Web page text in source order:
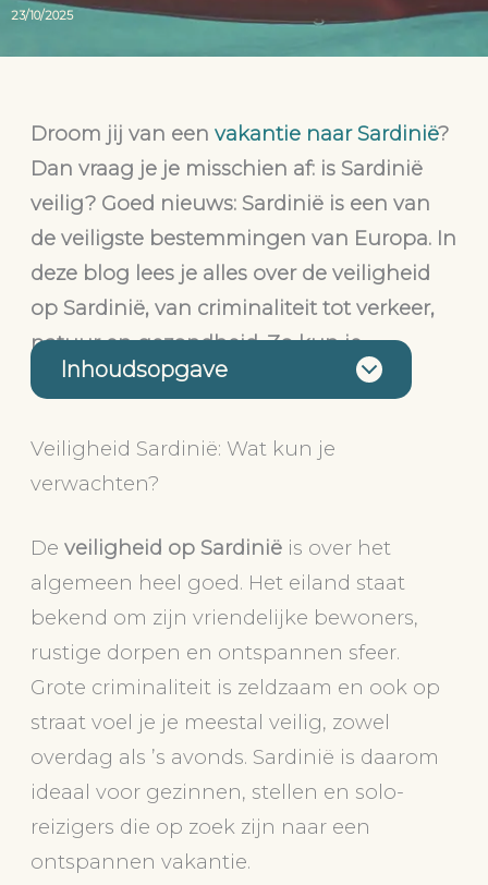
23/10/2025
Droom jij van eenvakantie naar Sardinië?
Dan vraag je je misschien af: is Sardinië
veilig? Goed nieuws: Sardinië is een van
de veiligste bestemmingen van Europa. In
deze blog lees je alles over de veiligheid
op Sardinië, van criminaliteit tot verkeer,
natuur en gezondheid. Zo kun je
zorgeloos reizen naar Sardinië!
Inhoudsopgave
Veiligheid Sardinië: Wat kun je
verwachten?
Deveiligheid op Sardinië is over het
algemeen heel goed. Het eiland staat
bekend om zijn vriendelijke bewoners,
rustige dorpen en ontspannen sfeer.
Grote criminaliteit is zeldzaam en ook op
straat voel je je meestal veilig, zowel
overdag als ’s avonds. Sardinië is daarom
ideaal voor gezinnen, stellen en solo-
reizigers die op zoek zijn naar een
ontspannen vakantie.